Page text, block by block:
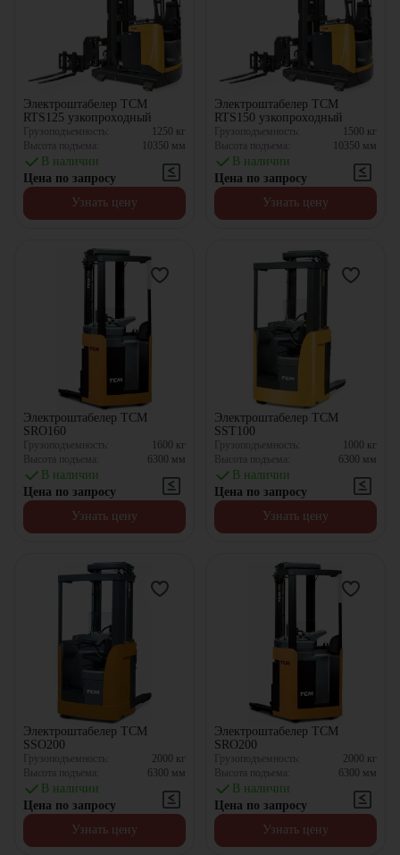
Электроштабелер TCM
RTS125 узкопроxодный
Грузоподъемность: 1250 кг
Высота подъема:
10350 мм
В наличии
Цена по запросу
Узнать цену
Электроштабелер TCM
RTS150 узкопроxодный
Грузоподъемность: 1500 кг
Высота подъема:
10350 мм
В наличии
Цена по запросу
Узнать цену
Электроштабелер TCM
SRO160
Грузоподъемность: 1600 кг
Высота подъема:
6300 мм
В наличии
Цена по запросу
Узнать цену
Электроштабелер TCM
SST100
Грузоподъемность: 1000 кг
Высота подъема:
6300 мм
В наличии
Цена по запросу
Узнать цену
Электроштабелер TCM
SSO200
Грузоподъемность: 2000 кг
Высота подъема:
6300 мм
В наличии
Цена по запросу
Узнать цену
Электроштабелер TCM
SRO200
Грузоподъемность: 2000 кг
Высота подъема:
6300 мм
В наличии
Цена по запросу
Узнать цену